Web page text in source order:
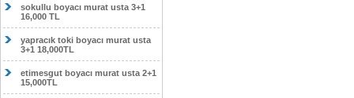
sokullu boyacı murat usta 3+1
16,000 TL
yapracık toki boyacı murat usta
3+1 18,000TL
etimesgut boyacı murat usta 2+1
15,000TL